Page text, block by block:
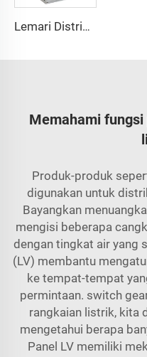
Lemari Distribusi Daya GGD 400A-3200A, Perlindungan IP30, untuk Penggunaan Komersial dan Industri
Memahami
Produk-produk
digunakan untuk
Bayangkan
mengisi beberapa
dengan tingkat air yang
(LV) membantu
ke tempat-tempat
permintaan. switch
rangkaian listrik, kita
mengetahui berapa
Panel LV memiliki